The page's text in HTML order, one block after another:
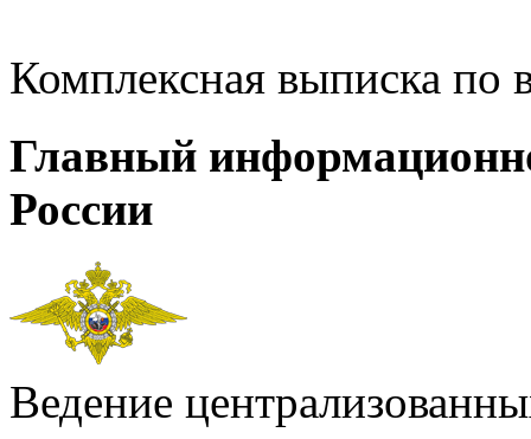
Комплексная выписка
Главный
России
Ведение